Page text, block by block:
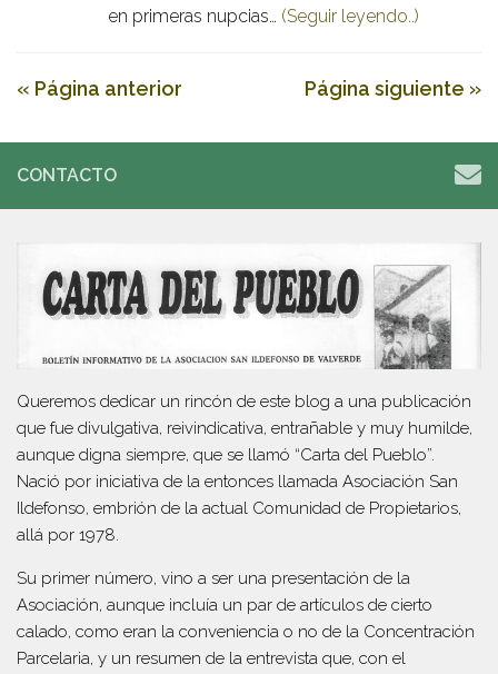
en primeras nupcias… (Seguir leyendo..)
« Página anterior Página siguiente »
CONTACTO
Queremos dedicar un rincón de este blog a una publicación
que fue divulgativa, reivindicativa, entrañable y muy humilde,
aunque digna siempre, que se llamó “Carta del Pueblo”.
Nació por iniciativa de la entonces llamada Asociación San
Ildefonso, embrión de la actual Comunidad de Propietarios,
allá por 1978.
Su primer número, vino a ser una presentación de la
Asociación, aunque incluía un par de artículos de cierto
calado, como eran la conveniencia o no de la Concentración
Parcelaria, y un resumen de la entrevista que, con el